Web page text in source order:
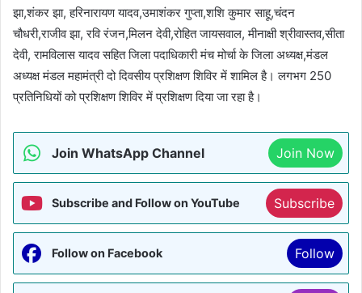
झा,शंकर झा, हरिनारायण यादव,उमाशंकर गुप्ता,शशि कुमार साहू,चंदन
चौधरी,राजीव झा, रवि रंजन,मिलन देवी,रोहित जायसवाल, मीनाक्षी श्रीवास्तव,सीता
देवी, रामविलास यादव सहित जिला पदाधिकारी मंच मोर्चा के जिला अध्यक्ष,मंडल
अध्यक्ष मंडल महामंत्री दो दिवसीय प्रशिक्षण शिविर में शामिल है। लगभग 250
प्रतिनिधियों को प्रशिक्षण शिविर में प्रशिक्षण दिया जा रहा है।
Join WhatsApp Channel Join Now
Subscribe and Follow on YouTube Subscribe
Follow on Facebook Follow